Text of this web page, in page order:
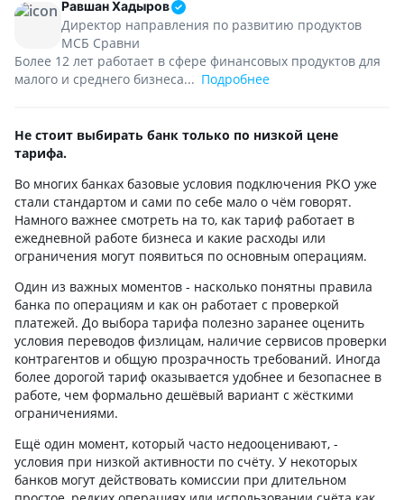
небольшому бизнесу. Деньги ко мне
от клиентов приходят в рублях. Потом
нужно оплатить товар поставщику
в другой валюте. Каждый раз
отдельная конвертация, отдельные
покупать валюту и так далее. В какой-
то момент менеджер Цифра Банка
предложил открыть несколько
валютных счетов и объяснил простую
вещь, которую я раньше не понимал.
Мультивалютный счёт нужен
не для того, чтобы хранить
экзотические валюты ради красоты.
лишних конвертаций. Например,
если клиент из Казахстана платит
мне в тенге, эти деньги могут
остаться в тенге до следующей
закупки у казахстанского поставщика.
Не нужно сначала переводить всё
в рубли, а потом обратно покупать
тенге. На словах звучит как мелочь.
На практике за год набегают вполне
реальные деньги. Для примера:
в феврале этого года мы закупали
оборудование примерно
готовы прийти
вежливые и
интуитивного
без нареканий!
Банк.
Равшан Хадыров
Директор направления по развитию продуктов
МСБ Сравни
Более 12 лет работает в сфере финансовых продуктов для
малого и среднего бизнеса... Подробнее
Не стоит выбирать банк только по низкой цене
тарифа.
Во многих банках базовые условия подключения РКО уже
стали стандартом и сами по себе мало о чём говорят.
Намного важнее смотреть на то, как тариф работает в
ежедневной работе бизнеса и какие расходы или
ограничения могут появиться по основным операциям.
Один из важных моментов - насколько понятны правила
банка по операциям и как он работает с проверкой
платежей. До выбора тарифа полезно заранее оценить
условия переводов физлицам, наличие сервисов проверки
контрагентов и общую прозрачность требований. Иногда
более дорогой тариф оказывается удобнее и безопаснее в
работе, чем формально дешёвый вариант с жёсткими
ограничениями.
Ещё один момент, который часто недооценивают, -
условия при низкой активности по счёту. У некоторых
банков могут действовать комиссии при длительном